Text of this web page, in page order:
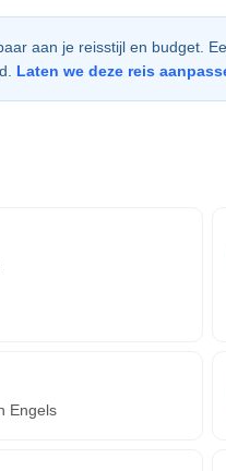
wordt beheerd door een
van de natuur in het
aan je reisstijl en budget.
Laten we deze reis
Engels